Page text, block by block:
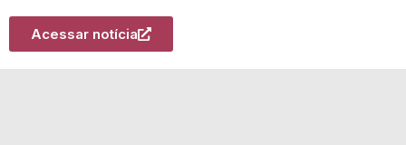
Acessar notícia